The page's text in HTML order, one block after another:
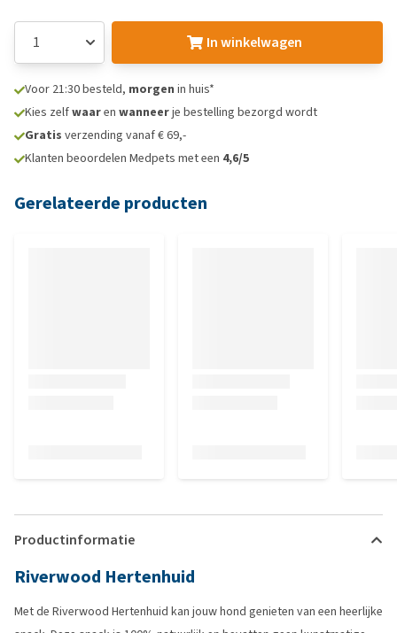
In winkelwagen
Voor 21:30 besteld, morgen in huis*
Kies zelfwaaren wanneerje bestelling bezorgd wordt
Gratis verzending vanaf € 69,-
Klanten beoordelen Medpets met een 4,6/5
Gerelateerde producten
Productinformatie
Riverwood Hertenhuid
Met de Riverwood Hertenhuid kan jouw hond genieten van een heerlijke